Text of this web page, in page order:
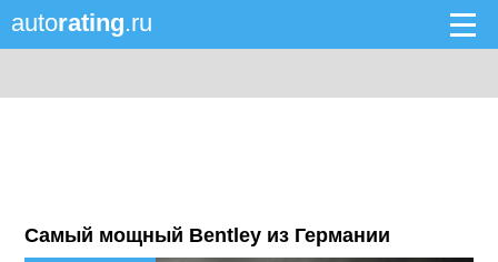
autorating.ru
Самый мощный Bentley из Германии